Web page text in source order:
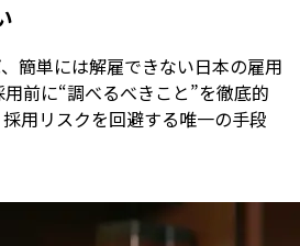
簡単には解雇できない日本の雇用
前に“調べるべきこと”を徹底的
用リスクを回避する唯一の手段